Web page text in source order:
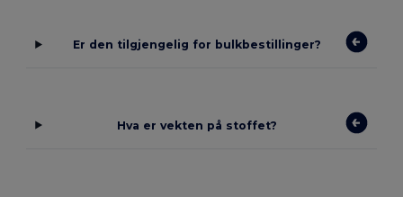
Er den tilgjengelig for bulkbestillinger?
Hva er vekten på stoffet?